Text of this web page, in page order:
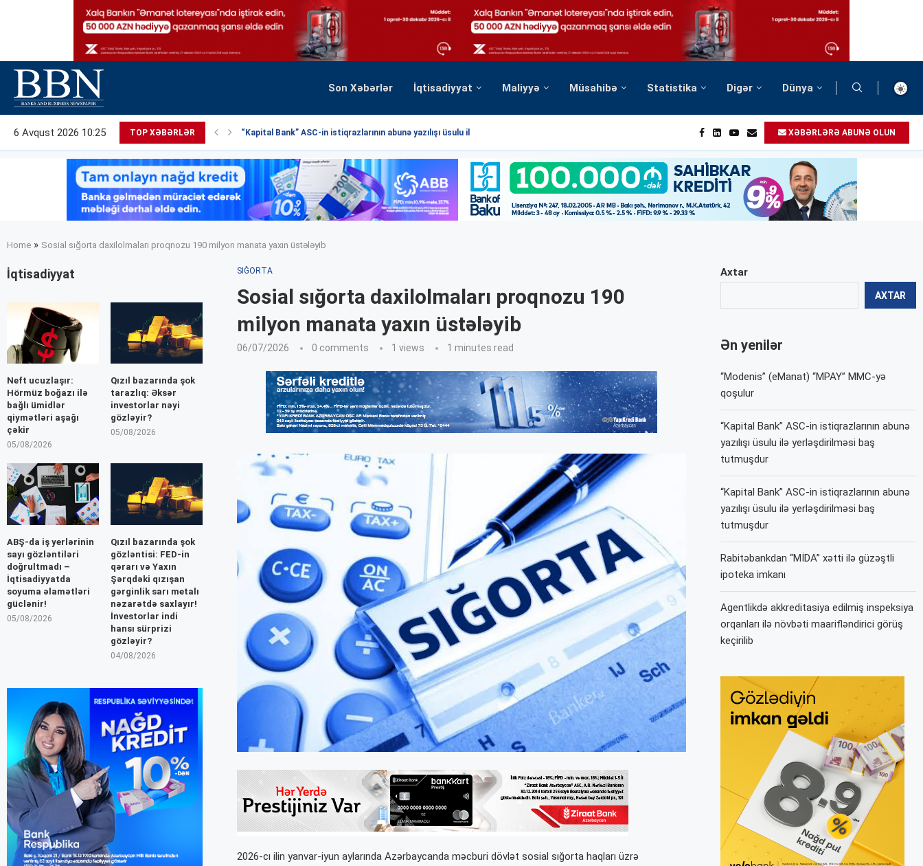
Son Xəbərlər İqtisadiyyat Maliyyə Müsahibə Statistika Digər Dünya
6 Avqust 2026 10:25 TOP XƏBƏRLƏR “Kapital Bank” ASC-in istiqrazlarının abunə yazılışı üsulu ilə... XƏBƏRLƏRƏ ABUNƏ OLUN
Home » Sosial sığorta daxilolmaları proqnozu 190 milyon manata yaxın üstələyib
SIĞORTA
Sosial sığorta daxilolmaları proqnozu 190
milyon manata yaxın üstələyib
06/07/2026 0 comments 1 views 1 minutes read
2026-cı ilin yanvar-iyun aylarında Azərbaycanda məcburi dövlət sosial sığorta haqları üzrə
Axtar
AXTAR
Ən yenilər
“Modenis” (eManat) “MPAY” MMC-yə
qoşulur
“Kapital Bank” ASC-in istiqrazlarının abunə
yazılışı üsulu ilə yerləşdirilməsi baş
tutmuşdur
“Kapital Bank” ASC-in istiqrazlarının abunə
yazılışı üsulu ilə yerləşdirilməsi baş
tutmuşdur
Rabitəbankdan “MİDA” xətti ilə güzəştli
ipoteka imkanı
Agentlikdə akkreditasiya edilmiş inspeksiya
orqanları ilə növbəti maarifləndirici görüş
keçirilib
İqtisadiyyat
Neft ucuzlaşır:
Hörmüz boğazı ilə
bağlı ümidlər
qiymətləri aşağı
çəkir
05/08/2026
Qızıl bazarında şok
tarazlıq: Əksər
investorlar nəyi
gözləyir?
05/08/2026
ABŞ-da iş yerlərinin
sayı gözləntiləri
doğrultmadı –
İqtisadiyyatda
soyuma əlamətləri
güclənir!
05/08/2026
Qızıl bazarında şok
gözləntisi: FED-in
qərarı və Yaxın
Şərqdəki qızışan
gərginlik sarı metalı
nəzarətdə saxlayır!
İnvestorlar indi
hansı sürprizi
gözləyir?
04/08/2026